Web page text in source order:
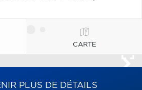
CARTE
PLUS DE DÉTAILS